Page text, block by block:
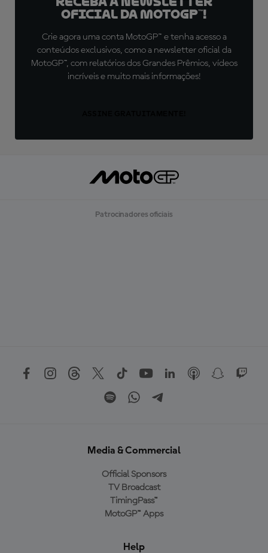
oficial da MotoGP™!
Crie agora uma conta MotoGP™ e tenha acesso a
conteúdos exclusivos, como a newsletter oficial da
MotoGP™, com relatórios dos Grandes Prêmios, vídeos
incríveis e muito mais informações!
Patrocinadores oficiais
Media & Commercial
Official Sponsors
TV Broadcast
TimingPass™
MotoGP™ Apps
Help